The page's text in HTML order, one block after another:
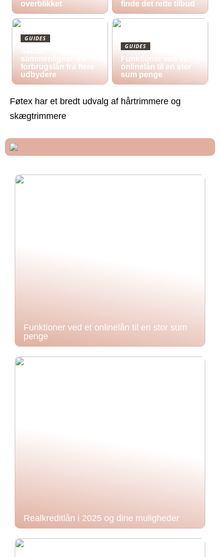
overblikket
finde det rette tilbud
GUIDES
sammenligner du
forbrugslån fra flere
udbydere
GUIDES
Funktioner ved et
onlinelån til en stor
sum penge
Føtex har et bredt udvalg af hårtrimmere og
skægtrimmere
Funktioner ved et onlinelån til en stor sum
penge
Realkreditlån i 2025 og dine muligheder